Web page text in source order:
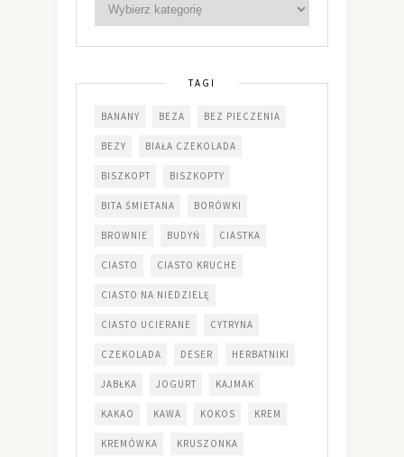
TAGI
BANANY BEZA BEZ PIECZENIA
BEZY BIAŁA CZEKOLADA
BISZKOPT BISZKOPTY
BITA ŚMIETANA BORÓWKI
BROWNIE BUDYŃ CIASTKA
CIASTO CIASTO KRUCHE
CIASTO NA NIEDZIELĘ
CIASTO UCIERANE CYTRYNA
CZEKOLADA DESER HERBATNIKI
JABŁKA JOGURT KAJMAK
KAKAO KAWA KOKOS KREM
KREMÓWKA KRUSZONKA